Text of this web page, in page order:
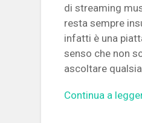
di streaming
resta sempre
infatti è una
senso che non
ascoltare
Continua a